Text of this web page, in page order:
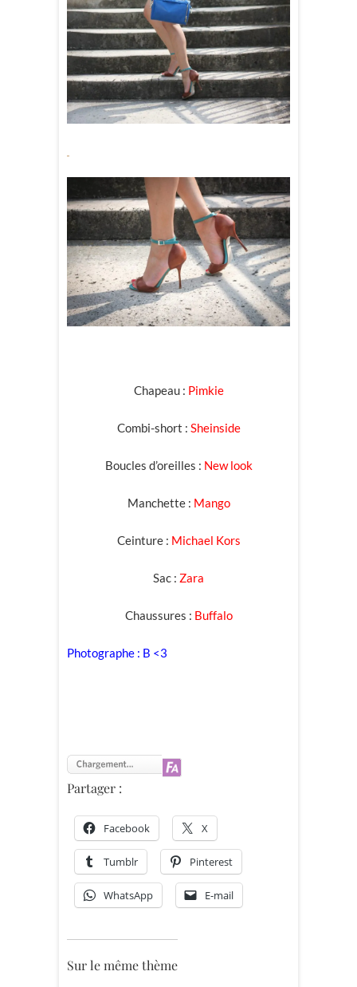
Chapeau : Pimkie
Combi-short : Sheinside
Boucles d’oreilles : New look
Manchette : Mango
Ceinture : Michael Kors
Sac : Zara
Chaussures : Buffalo
Photographe : B <3
Partager :
Facebook X
Tumblr Pinterest
WhatsApp E-mail
Sur le même thème